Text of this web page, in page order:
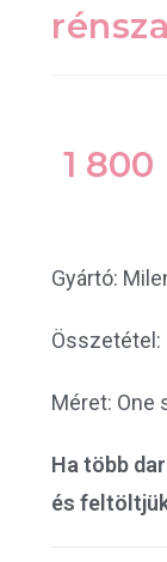
1 800
Gyártó:
Összetétel:
Méret: One
Ha több
és